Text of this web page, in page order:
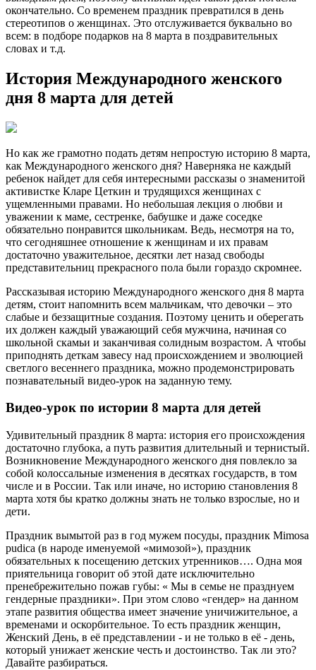
окончательно. Со временем праздник превратился в день
стереотипов о женщинах. Это отслуживается буквально во
всем: в подборе подарков на 8 марта в поздравительных
словах и т.д.
История Международного женского
дня 8 марта для детей
Но как же грамотно подать детям непростую историю 8 марта,
как Международного женского дня? Наверняка не каждый
ребенок найдет для себя интересными рассказы о знаменитой
активистке Кларе Цеткин и трудящихся женщинах с
ущемленными правами. Но небольшая лекция о любви и
уважении к маме, сестренке, бабушке и даже соседке
обязательно понравится школьникам. Ведь, несмотря на то,
что сегодняшнее отношение к женщинам и их правам
достаточно уважительное, десятки лет назад свободы
представительниц прекрасного пола были гораздо скромнее.
Рассказывая историю Международного женского дня 8 марта
детям, стоит напомнить всем мальчикам, что девочки – это
слабые и беззащитные создания. Поэтому ценить и оберегать
их должен каждый уважающий себя мужчина, начиная со
школьной скамьи и заканчивая солидным возрастом. А чтобы
приподнять деткам завесу над происхождением и эволюцией
светлого весеннего праздника, можно продемонстрировать
познавательный видео-урок на заданную тему.
Видео-урок по истории 8 марта для детей
Удивительный праздник 8 марта: история его происхождения
достаточно глубока, а путь развития длительный и тернистый.
Возникновение Международного женского дня повлекло за
собой колоссальные изменения в десятках государств, в том
числе и в России. Так или иначе, но историю становления 8
марта хотя бы кратко должны знать не только взрослые, но и
дети.
Праздник вымытой раз в год мужем посуды, праздник Mimosa
pudica (в народе именуемой «мимозой»), праздник
обязательных к посещению детских утренников…. Одна моя
приятельница говорит об этой дате исключительно
пренебрежительно пожав губы: « Мы в семье не празднуем
гендерные праздники». При этом слово «гендер» на данном
этапе развития общества имеет значение уничижительное, а
временами и оскорбительное. То есть праздник женщин,
Женский День, в её представлении - и не только в её - день,
который унижает женские честь и достоинство. Так ли это?
Давайте разбираться.